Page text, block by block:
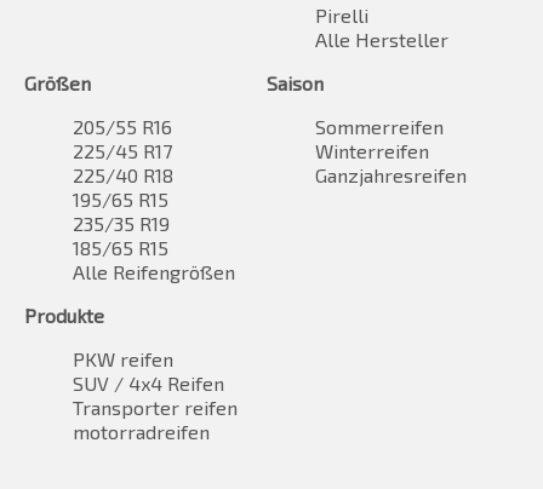
Pirelli
Alle Hersteller
Größen
205/55 R16
225/45 R17
225/40 R18
195/65 R15
235/35 R19
185/65 R15
Alle Reifengrößen
Saison
Sommerreifen
Winterreifen
Ganzjahresreifen
Produkte
PKW reifen
SUV / 4x4 Reifen
Transporter reifen
motorradreifen